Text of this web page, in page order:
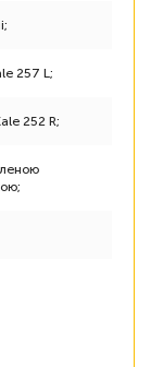
257 L;
252 R;